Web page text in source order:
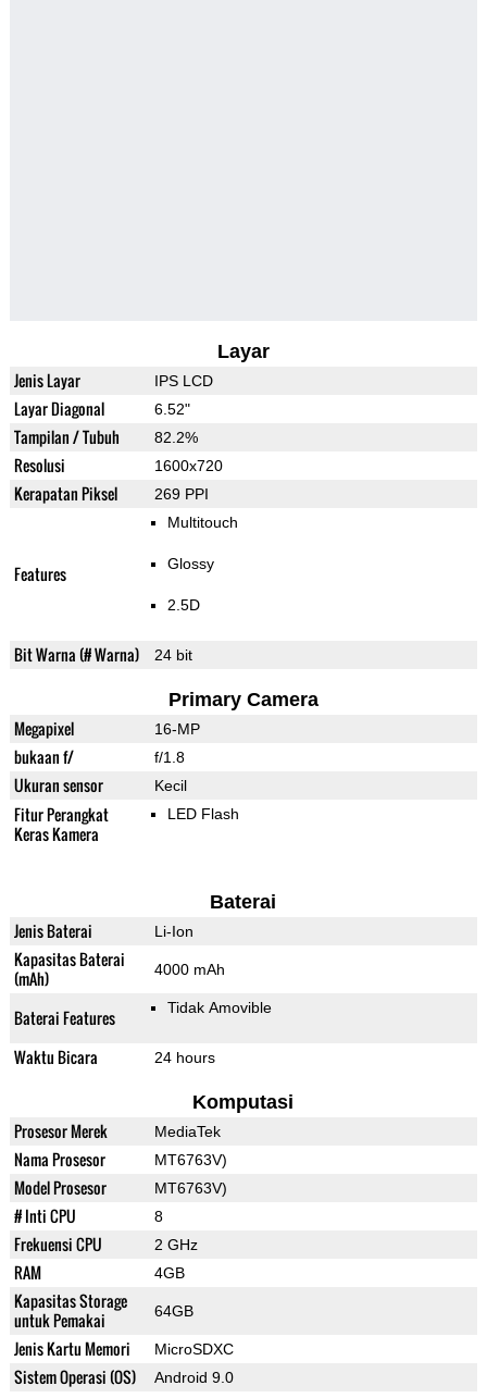
Layar
Jenis Layar IPS LCD
Layar Diagonal 6.52"
Tampilan / Tubuh 82.2%
Resolusi 1600x720
Kerapatan Piksel 269 PPI
Features
Multitouch
Glossy
2.5D
Bit Warna (# Warna) 24 bit
Primary Camera
Megapixel 16-MP
bukaan f/ f/1.8
Ukuran sensor Kecil
Fitur Perangkat
Keras Kamera
LED Flash
Baterai
Jenis Baterai Li-Ion
Kapasitas Baterai
(mAh)
4000 mAh
Baterai Features Tidak Amovible
Waktu Bicara 24 hours
Komputasi
Prosesor Merek MediaTek
Nama Prosesor MT6763V)
Model Prosesor MT6763V)
# Inti CPU 8
Frekuensi CPU 2 GHz
RAM 4GB
Kapasitas Storage
untuk Pemakai
64GB
Jenis Kartu Memori MicroSDXC
Sistem Operasi (OS) Android 9.0